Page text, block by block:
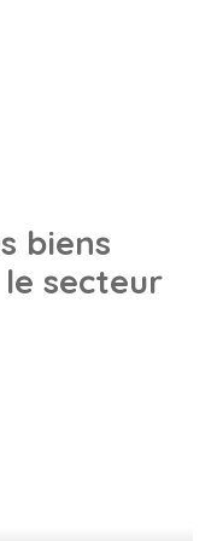
biens
secteur